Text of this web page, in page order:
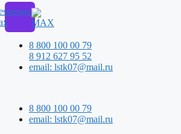
8 800 100 00 79
8 912 627 95 52
email: lstk07@mail.ru
8 800 100 00 79
email: lstk07@mail.ru